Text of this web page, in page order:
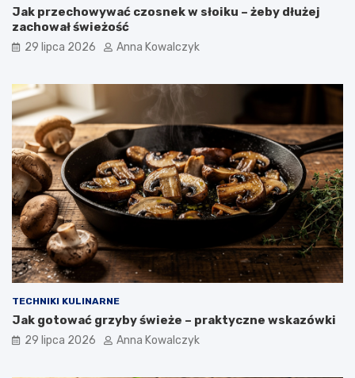
Jak przechowywać czosnek w słoiku – żeby dłużej
zachował świeżość
29 lipca 2026 Anna Kowalczyk
TECHNIKI KULINARNE
Jak gotować grzyby świeże – praktyczne wskazówki
29 lipca 2026 Anna Kowalczyk